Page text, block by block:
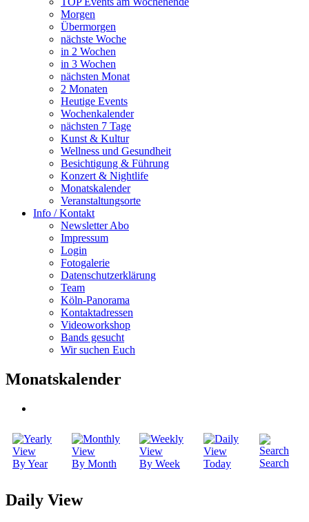
Morgen
Übermorgen
nächste Woche
in 2 Wochen
in 3 Wochen
nächsten Monat
2 Monaten
Heutige Events
Wochenkalender
nächsten 7 Tage
Kunst & Kultur
Wellness und Gesundheit
Besichtigung & Führung
Konzert & Nightlife
Monatskalender
Veranstaltungsorte
Info / Kontakt
Newsletter Abo
Impressum
Login
Fotogalerie
Datenschutzerklärung
Team
Köln-Panorama
Kontaktadressen
Videoworkshop
Bands gesucht
Wir suchen Euch
Monatskalender
By Year By Month By Week Today Search
Daily View